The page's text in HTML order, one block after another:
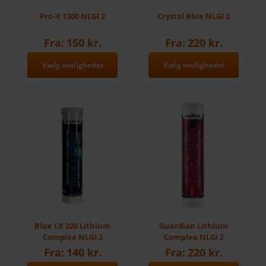
Pro-X 1300 NLGI 2
Fra: 150 kr.
Vælg muligheder
har
flere
varianter.
Mulighederne
kan
varesiden
Crystal Blue NLGI 2
Fra: 220 kr.
Vælg muligheder
har
flere
varianter.
Mulighederne
kan
vælges
varesiden
Blue LX 220 Lithium
Complex NLGI 2
Fra: 140 kr.
Guardian Lithium
Complex NLGI 2
Fra: 220 kr.